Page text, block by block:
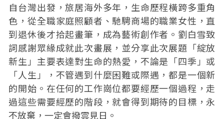
自台灣出發，旅居海外多年，生命歷程橫跨多重角
色，從全職家庭照顧者、馳騁商場的職業女性，直
到退休後才拾起畫筆，成為藝術創作者。劉白雪致
詞感謝眾緣成就此次畫展，並分享此次展題「綻放
新生」主要表達對生命的熱愛，不論是「四季」或
「人生」，不管遇到什麼困難或際遇，都是一個新
的開始。在任何的工作崗位都要經歷一個過程，走
過這些需要經歷的階段，就會得到期待的目標，永
不放棄，一定會撥雲見日。